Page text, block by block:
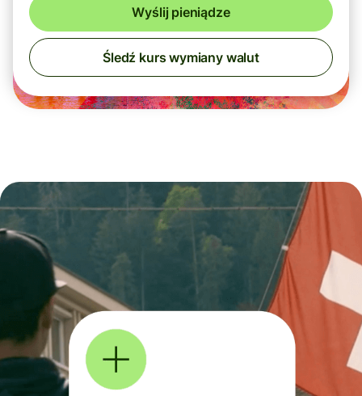
Wyślij pieniądze
Śledź kurs wymiany walut